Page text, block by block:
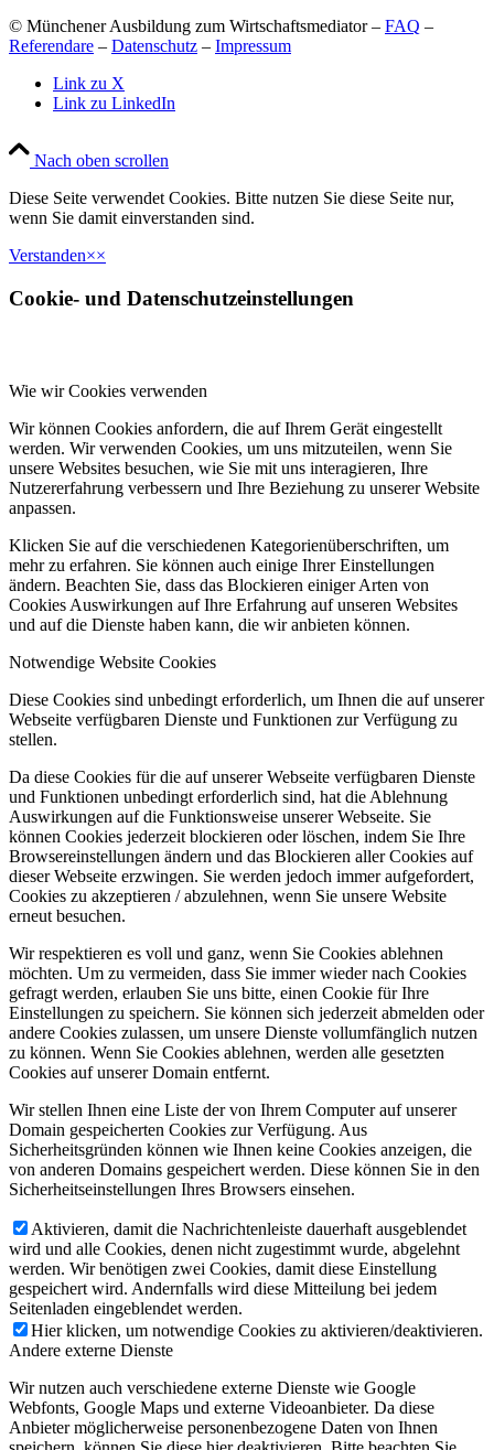
© Münchener Ausbildung zum Wirtschaftsmediator – FAQ –
Referendare – Datenschutz – Impressum
Link zu X
Link zu LinkedIn
Nach oben scrollen
Diese Seite verwendet Cookies. Bitte nutzen Sie diese Seite nur,
wenn Sie damit einverstanden sind.
Verstanden××
Cookie- und Datenschutzeinstellungen
Wie wir Cookies verwenden
Wir können Cookies anfordern, die auf Ihrem Gerät eingestellt
werden. Wir verwenden Cookies, um uns mitzuteilen, wenn Sie
unsere Websites besuchen, wie Sie mit uns interagieren, Ihre
Nutzererfahrung verbessern und Ihre Beziehung zu unserer Website
anpassen.
Klicken Sie auf die verschiedenen Kategorienüberschriften, um
mehr zu erfahren. Sie können auch einige Ihrer Einstellungen
ändern. Beachten Sie, dass das Blockieren einiger Arten von
Cookies Auswirkungen auf Ihre Erfahrung auf unseren Websites
und auf die Dienste haben kann, die wir anbieten können.
Notwendige Website Cookies
Diese Cookies sind unbedingt erforderlich, um Ihnen die auf unserer
Webseite verfügbaren Dienste und Funktionen zur Verfügung zu
stellen.
Da diese Cookies für die auf unserer Webseite verfügbaren Dienste
und Funktionen unbedingt erforderlich sind, hat die Ablehnung
Auswirkungen auf die Funktionsweise unserer Webseite. Sie
können Cookies jederzeit blockieren oder löschen, indem Sie Ihre
Browsereinstellungen ändern und das Blockieren aller Cookies auf
dieser Webseite erzwingen. Sie werden jedoch immer aufgefordert,
Cookies zu akzeptieren / abzulehnen, wenn Sie unsere Website
erneut besuchen.
Wir respektieren es voll und ganz, wenn Sie Cookies ablehnen
möchten. Um zu vermeiden, dass Sie immer wieder nach Cookies
gefragt werden, erlauben Sie uns bitte, einen Cookie für Ihre
Einstellungen zu speichern. Sie können sich jederzeit abmelden oder
andere Cookies zulassen, um unsere Dienste vollumfänglich nutzen
zu können. Wenn Sie Cookies ablehnen, werden alle gesetzten
Cookies auf unserer Domain entfernt.
Wir stellen Ihnen eine Liste der von Ihrem Computer auf unserer
Domain gespeicherten Cookies zur Verfügung. Aus
Sicherheitsgründen können wie Ihnen keine Cookies anzeigen, die
von anderen Domains gespeichert werden. Diese können Sie in den
Sicherheitseinstellungen Ihres Browsers einsehen.
Aktivieren, damit die Nachrichtenleiste dauerhaft ausgeblendet
wird und alle Cookies, denen nicht zugestimmt wurde, abgelehnt
werden. Wir benötigen zwei Cookies, damit diese Einstellung
gespeichert wird. Andernfalls wird diese Mitteilung bei jedem
Seitenladen eingeblendet werden.
Hier klicken, um notwendige Cookies zu aktivieren/deaktivieren.
Andere externe Dienste
Wir nutzen auch verschiedene externe Dienste wie Google
Webfonts, Google Maps und externe Videoanbieter. Da diese
Anbieter möglicherweise personenbezogene Daten von Ihnen